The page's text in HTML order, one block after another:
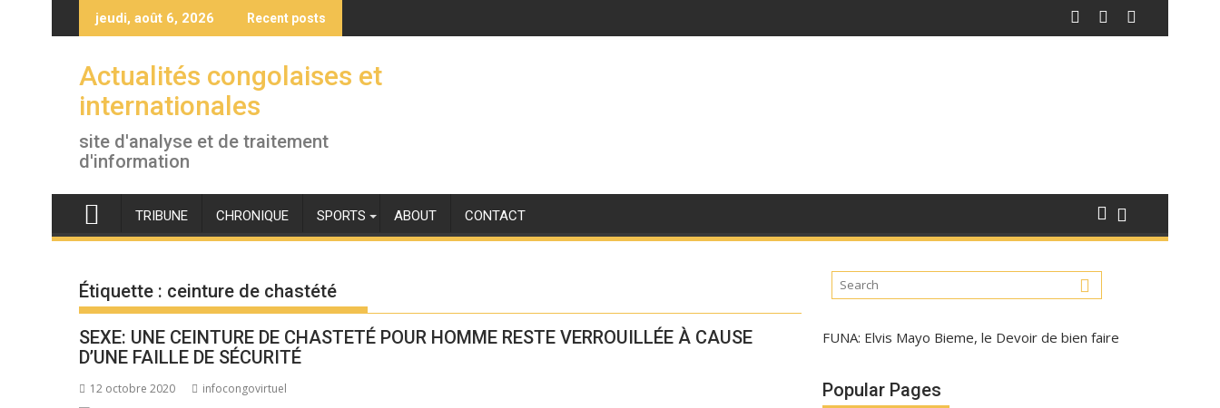
to
jeudi, août 6, 2026 Recent posts
Actualités congolaises et
internationales
site d'analyse et de traitement
d'information
TRIBUNE CHRONIQUE SPORTS ABOUT CONTACT
Étiquette : ceinture de chastété
SEXE: UNE CEINTURE DE CHASTETÉ POUR HOMME RESTE VERROUILLÉE À CAUSE
D’UNE FAILLE DE SÉCURITÉ
12 octobre 2020 infocongovirtuel
FUNA: Elvis Mayo Bieme, le Devoir de bien faire
Popular Pages